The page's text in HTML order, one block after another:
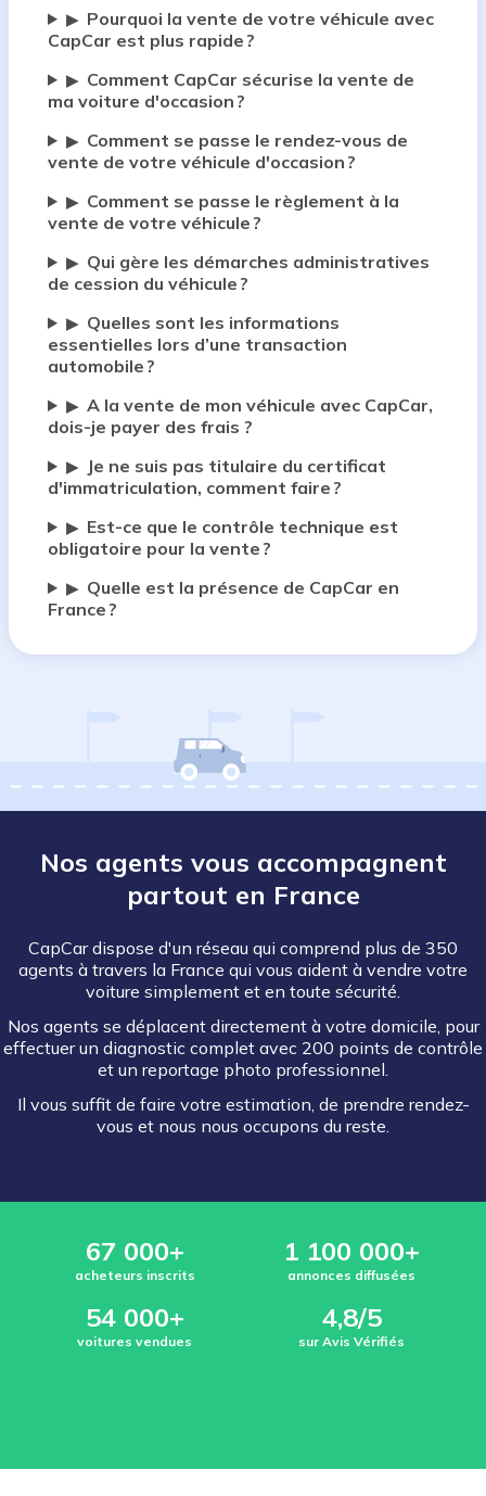
▶ Pourquoi la vente de votre véhicule avec
CapCar est plus rapide ?
▶ Comment CapCar sécurise la vente de
ma voiture d'occasion ?
▶ Comment se passe le rendez-vous de
vente de votre véhicule d'occasion ?
▶ Comment se passe le règlement à la
vente de votre véhicule ?
▶ Qui gère les démarches administratives
de cession du véhicule ?
▶ Quelles sont les informations
essentielles lors d’une transaction
automobile ?
▶ A la vente de mon véhicule avec CapCar,
dois-je payer des frais ?
▶
Je ne suis pas titulaire du certificat
d'immatriculation, comment faire ?
▶ Est-ce que le contrôle technique est
obligatoire pour la vente ?
▶ Quelle est la présence de CapCar en
France ?
Nos agents vous accompagnent
partout en France
CapCar dispose d'un réseau qui comprend plus de 350
agents à travers la France qui vous aident à vendre votre
voiture simplement et en toute sécurité.
Nos agents se déplacent directement à votre domicile, pour
effectuer un diagnostic complet avec 200 points de contrôle
et un reportage photo professionnel.
Il vous suffit de faire votre estimation, de prendre rendez-
vous et nous nous occupons du reste.
67 000+
acheteurs inscrits
1 100 000+
annonces diffusées
54 000+
voitures vendues
4,8/5
sur Avis Vérifiés